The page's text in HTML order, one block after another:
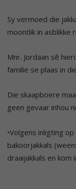
Sy vermoed die
moontlik in asblikke
Mnr. Jordaan sê
familie se plaas in
Die skaapboere
geen gevaar inhou
•Volgens inligting
bakoorjakkals
draaijakkals en kom